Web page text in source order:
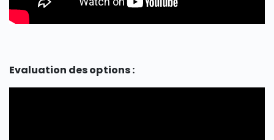
Evaluation des options :